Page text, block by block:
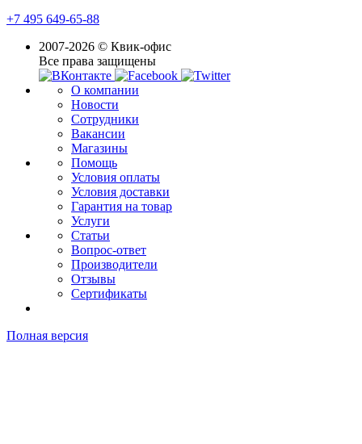
+7 495 649-65-88
2007-2026 © Квик-офис
Все права защищены
О компании
Новости
Сотрудники
Вакансии
Магазины
Помощь
Условия оплаты
Условия доставки
Гарантия на товар
Услуги
Статьи
Вопрос-ответ
Производители
Отзывы
Сертификаты
Полная версия